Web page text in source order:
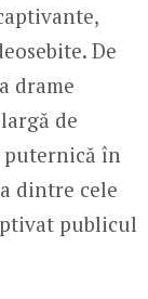
De
drame
de
puternică în
dintre cele
publicul